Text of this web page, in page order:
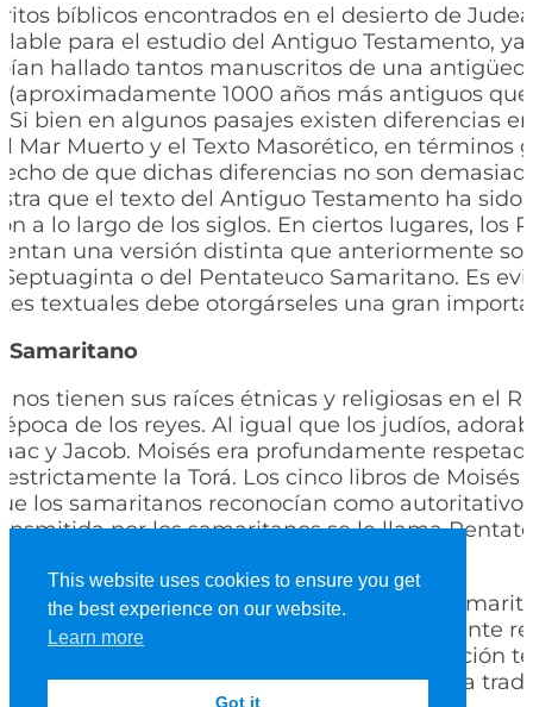
This website uses cookies to ensure you get
the best experience on our website.
Learn more
Got it
bíblicos encontrados en el desierto de
para el estudio del Antiguo Testamento,
hallado tantos manuscritos de una
1000 años más antiguos que
Si bien en algunos pasajes existen diferencias
Mar Muerto y el Texto Masorético, en términos
de que dichas diferencias no son
que el texto del Antiguo Testamento ha sido
a lo largo de los siglos. En ciertos lugares, los
una versión distinta que anteriormente
o del Pentateuco Samaritano. Es
textuales debe otorgárseles una gran
Samaritano
tienen sus raíces étnicas y religiosas en el
de los reyes. Al igual que los judíos,
y Jacob. Moisés era profundamente
la Torá. Los cinco libros de Moisés
los samaritanos reconocían como
por los samaritanos se le llama
disponibles del Pentateuco
la Edad Media y son, por tanto, relativamente
en el hecho de que la tradición
ha permanecido separada de la